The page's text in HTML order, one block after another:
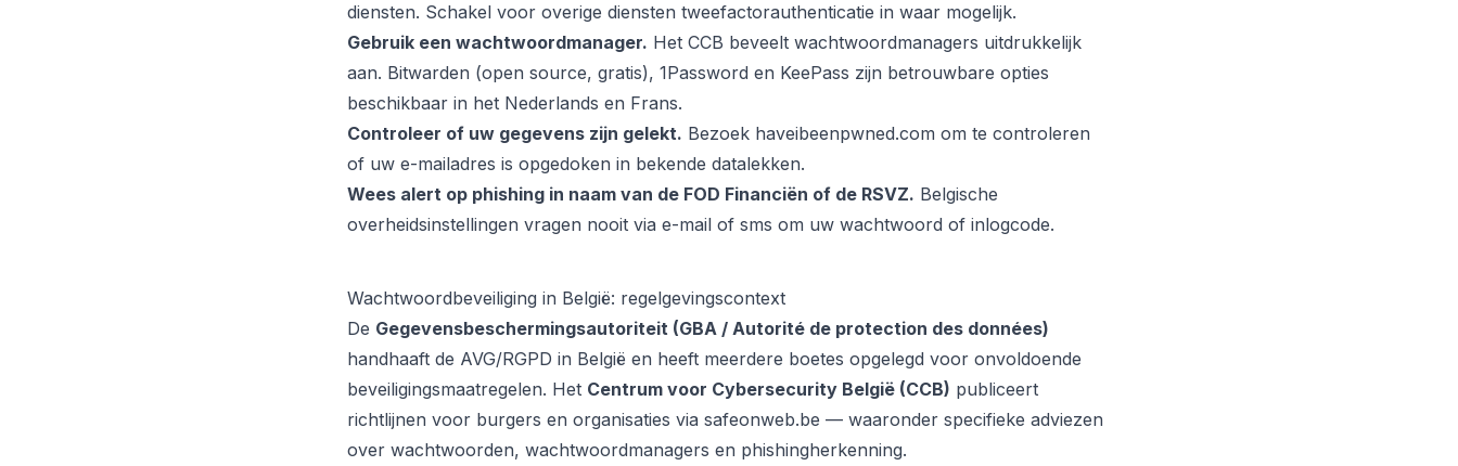
diensten. Schakel voor overige diensten tweefactorauthenticatie in waar mogelijk.
Gebruik een wachtwoordmanager. Het CCB beveelt wachtwoordmanagers uitdrukkelijk
aan. Bitwarden (open source, gratis), 1Password en KeePass zijn betrouwbare opties
beschikbaar in het Nederlands en Frans.
Controleer of uw gegevens zijn gelekt. Bezoek haveibeenpwned.com om te controleren
of uw e-mailadres is opgedoken in bekende datalekken.
Wees alert op phishing in naam van de FOD Financiën of de RSVZ. Belgische
overheidsinstellingen vragen nooit via e-mail of sms om uw wachtwoord of inlogcode.
Wachtwoordbeveiliging in België: regelgevingscontext
De Gegevensbeschermingsautoriteit (GBA / Autorité de protection des données)
handhaaft de AVG/RGPD in België en heeft meerdere boetes opgelegd voor onvoldoende
beveiligingsmaatregelen. Het Centrum voor Cybersecurity België (CCB) publiceert
richtlijnen voor burgers en organisaties via safeonweb.be — waaronder specifieke adviezen
over wachtwoorden, wachtwoordmanagers en phishingherkenning.